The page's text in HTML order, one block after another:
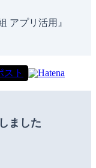
アプリ活用』
スト
ました